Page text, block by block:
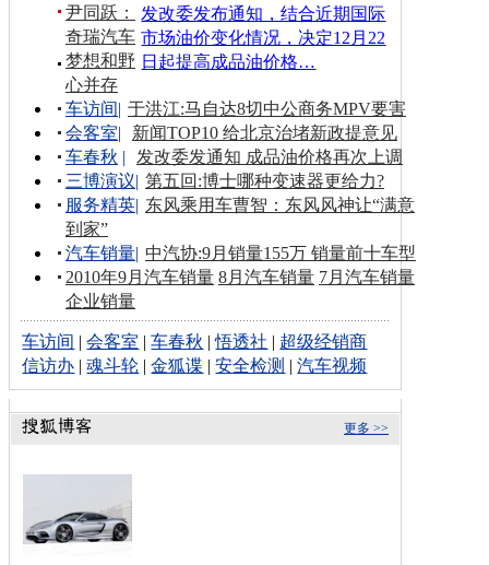
发改委发布通知，结合近期国际
市场油价变化情况，决定12月22
日起提高成品油价格…
尹同跃：
奇瑞汽车
梦想和野
心并存
车访间| 于洪江:马自达8切中公商务MPV要害
会客室|
新闻TOP10 给北京治堵新政提意见
车春秋 |
发改委发通知 成品油价格再次上调
三博演议| 第五回:博士哪种变速器更给力?
服务精英| 东风乘用车曹智：东风风神让“满意
到家”
汽车销量| 中汽协:9月销量155万 销量前十车型
2010年9月汽车销量 8月汽车销量 7月汽车销量
企业销量
车访间 |会客室 |车春秋 |悟透社 | 超级经销商
信访办 |魂斗轮 |金狐谍 |安全检测 |汽车视频
更多 >>